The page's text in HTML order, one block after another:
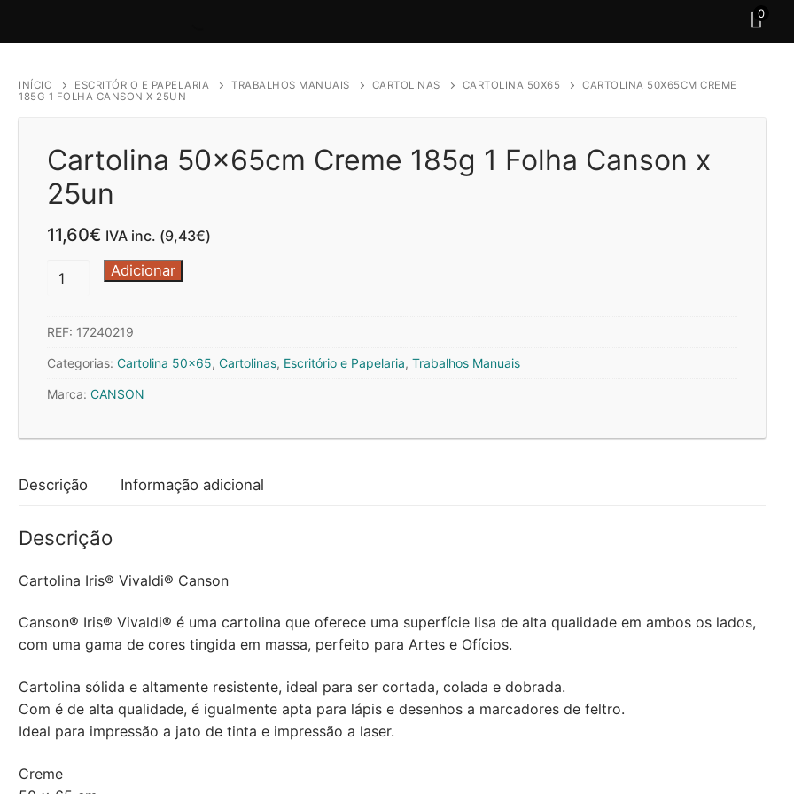
0
INÍCIO ESCRITÓRIO E PAPELARIA TRABALHOS MANUAIS CARTOLINAS CARTOLINA 50X65
CARTOLINA 50X65CM CREME
185G 1 FOLHA CANSON X 25UN
Cartolina 50x65cm Creme 185g 1 Folha Canson x
25un
11,60€ IVA inc. (9,43€)
Quantidade
50x65cm
Creme
1
25un
Adicionar
REF: 17240219
Categorias:Cartolina 50x65,Cartolinas, Escritório e Papelaria,Trabalhos Manuais
Marca:CANSON
Descrição Informação adicional
Descrição
Cartolina Iris® Vivaldi® Canson
Canson® Iris® Vivaldi® é uma cartolina que oferece uma superfície lisa de alta qualidade em ambos os lados,
com uma gama de cores tingida em massa, perfeito para Artes e Ofícios.
Cartolina sólida e altamente resistente, ideal para ser cortada, colada e dobrada.
Com é de alta qualidade, é igualmente apta para lápis e desenhos a marcadores de feltro.
Ideal para impressão a jato de tinta e impressão a laser.
Creme